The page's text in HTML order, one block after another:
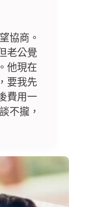
協商。
老公覺
他現在
要我先
費用一
不攏，